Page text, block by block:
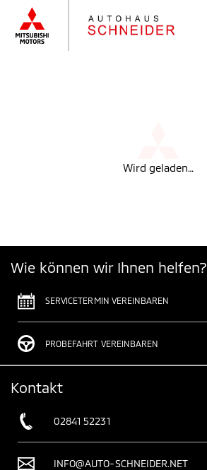
Wird geladen…
Wie können wir Ihnen helfen?
SERVICETERMIN VEREINBAREN
PROBEFAHRT VEREINBAREN
Kontakt
02841 52231
INFO@AUTO-SCHNEIDER.NET